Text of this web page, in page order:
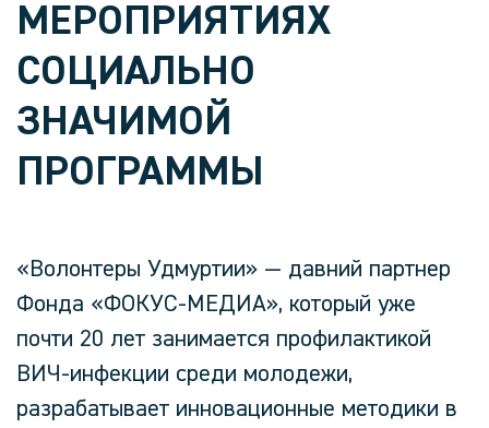
МЕРОПРИЯТИЯХ
СОЦИАЛЬНО
ЗНАЧИМОЙ
ПРОГРАММЫ
«Волонтеры Удмуртии» — давний партнер
Фонда «ФОКУС-МЕДИА», который уже
почти 20 лет занимается профилактикой
ВИЧ-инфекции среди молодежи,
разрабатывает инновационные методики в